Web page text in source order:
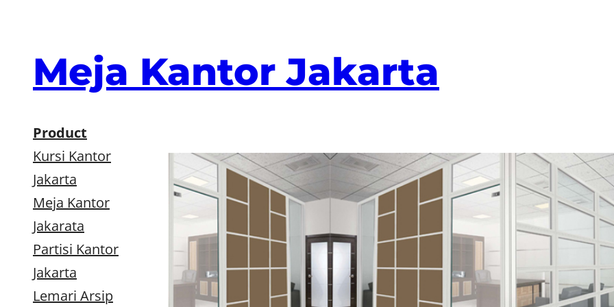
Meja Kantor Jakarta
Product
Kursi Kantor
Jakarta
Meja Kantor
Jakarata
Partisi Kantor
Jakarta
Lemari Arsip